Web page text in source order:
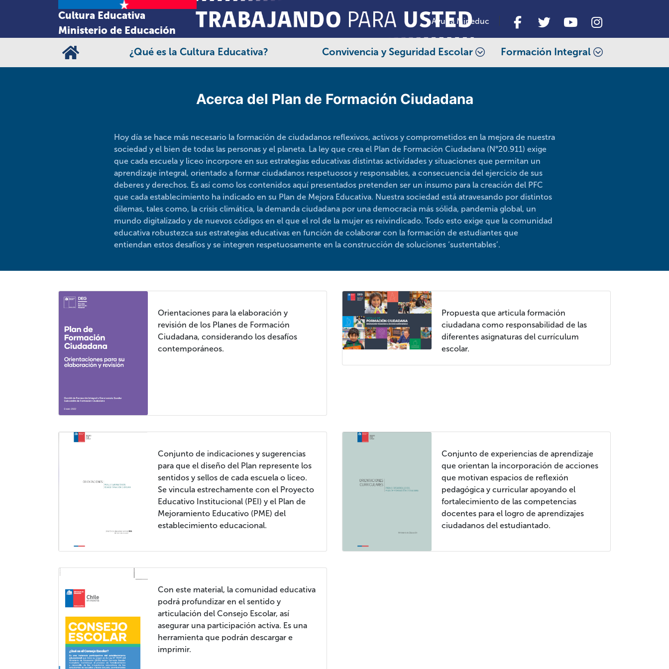
Cultura Educativa
Ministerio de Educación
Ayuda Mineduc
¿Qué es la Cultura Educativa? Convivencia y Seguridad Escolar Formación Integral
Acerca del Plan de Formación Ciudadana
Hoy día se hace más necesario la formación de ciudadanos reflexivos, activos y comprometidos en la mejora de nuestra
sociedad y el bien de todas las personas y el planeta. La ley que crea el Plan de Formación Ciudadana (N°20.911) exige
que cada escuela y liceo incorpore en sus estrategias educativas distintas actividades y situaciones que permitan un
aprendizaje integral, orientado a formar ciudadanos respetuosos y responsables, a consecuencia del ejercicio de sus
deberes y derechos. Es así como los contenidos aquí presentados pretenden ser un insumo para la creación del PFC
que cada establecimiento ha indicado en su Plan de Mejora Educativa. Nuestra sociedad está atravesando por distintos
dilemas, tales como, la crisis climática, la demanda ciudadana por una democracia más sólida, pandemia global, un
mundo digitalizado y de nuevos códigos en el que el rol de la mujer es reivindicado. Todo esto exige que la comunidad
educativa robustezca sus estrategias educativas en función de colaborar con la formación de estudiantes que
entiendan estos desafíos y se integren respetuosamente en la construcción de soluciones ‘sustentables’.
Orientaciones para la elaboración y
revisión de los Planes de Formación
Ciudadana, considerando los desafíos
contemporáneos.
Propuesta que articula formación
ciudadana como responsabilidad de las
diferentes asignaturas del currículum
escolar.
Conjunto de indicaciones y sugerencias
para que el diseño del Plan represente los
sentidos y sellos de cada escuela o liceo.
Se vincula estrechamente con el Proyecto
Educativo Institucional (PEI) y el Plan de
Mejoramiento Educativo (PME) del
establecimiento educacional.
Conjunto de experiencias de aprendizaje
que orientan la incorporación de acciones
que motivan espacios de reflexión
pedagógica y curricular apoyando el
fortalecimiento de las competencias
docentes para el logro de aprendizajes
ciudadanos del estudiantado.
Con este material, la comunidad educativa
podrá profundizar en el sentido y
articulación del Consejo Escolar, así
asegurar una participación activa. Es una
herramienta que podrán descargar e
imprimir.